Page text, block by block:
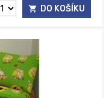
DO KOŠÍKU